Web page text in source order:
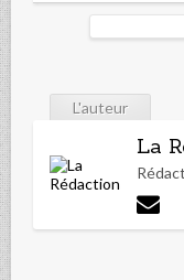
L'auteur
La